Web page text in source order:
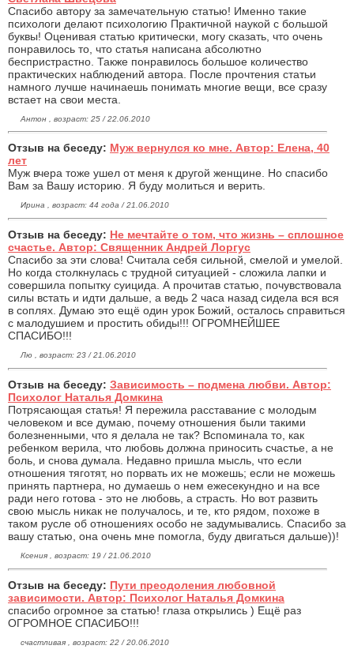
Спасибо автору за замечательную статью! Именно такие
психологи делают психологию Практичной наукой с большой
буквы! Оценивая статью критически, могу сказать, что очень
понравилось то, что статья написана абсолютно
беспристрастно. Также понравилось большое количество
практических наблюдений автора. После прочтения статьи
намного лучше начинаешь понимать многие вещи, все сразу
встает на свои места.
Антон , возраст: 25 / 22.06.2010
Отзыв на беседу: Муж вернулся ко мне. Автор: Елена, 40
лет
Муж вчера тоже ушел от меня к другой женщине. Но спасибо
Вам за Вашу историю. Я буду молиться и верить.
Ирина , возраст: 44 года / 21.06.2010
Отзыв на беседу: Не мечтайте о том, что жизнь – сплошное
счастье. Автор: Священник Андрей Лоргус
Спасибо за эти слова! Считала себя сильной, смелой и умелой.
Но когда столкнулась с трудной ситуацией - сложила лапки и
совершила попытку суицида. А прочитав статью, почувствовала
силы встать и идти дальше, а ведь 2 часа назад сидела вся вся
в соплях. Думаю это ещё один урок Божий, осталось справиться
с малодушием и простить обиды!!! ОГРОМНЕЙШЕЕ
СПАСИБО!!!
Лю , возраст: 23 / 21.06.2010
Отзыв на беседу: Зависимость – подмена любви. Автор:
Психолог Наталья Домкина
Потрясающая статья! Я пережила расставание с молодым
человеком и все думаю, почему отношения были такими
болезненными, что я делала не так? Вспоминала то, как
ребенком верила, что любовь должна приносить счастье, а не
боль, и снова думала. Недавно пришла мысль, что если
отношения тяготят, но порвать их не можешь; если не можешь
принять партнера, но думаешь о нем ежесекундно и на все
ради него готова - это не любовь, а страсть. Но вот развить
свою мысль никак не получалось, и те, кто рядом, похоже в
таком русле об отношениях особо не задумывались. Спасибо за
вашу статью, она очень мне помогла, буду двигаться дальше))!
Ксения , возраст: 19 / 21.06.2010
Отзыв на беседу: Пути преодоления любовной
зависимости. Автор: Психолог Наталья Домкина
спасибо огромное за статью! глаза открылись ) Ещё раз
ОГРОМНОЕ СПАСИБО!!!
счастливая , возраст: 22 / 20.06.2010